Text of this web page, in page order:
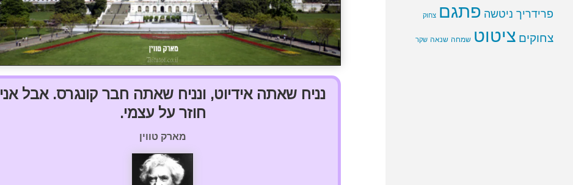
נניח שאתה אידיוט, ונניח שאתה חבר קונגרס. אבל אני
חוזר על עצמי.
מארק טווין
פרידריך ניטשה פתגם צחוק
צחוקים ציטוט שמחה שנאה שקר